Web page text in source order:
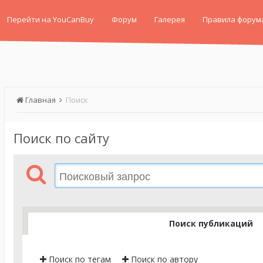
Перейти на YouCanBuy Форум Галерея Правила
Главная Поиск
Поиск по сайту
Поиск публикаций
Поиск по тегам Поиск по автору